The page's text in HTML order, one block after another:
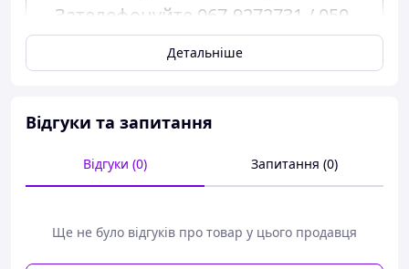
Зателефонуйте 067-9272731 / 050-
9336271 і уточніть наявність
необхідного Вам розміру.
Всі товари магазину -->
Необхідний розмір
Розміри в наявності і розмірну
Детальніше
Відгуки та запитання
Відгуки (0) Запитання (0)
Ще не було відгуків про товар у цього продавця